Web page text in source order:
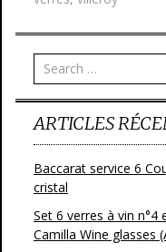
o
o
k
ARTICLES
Baccarat service 6
cristal
Set 6 verres à vin
Camilla Wine glasses